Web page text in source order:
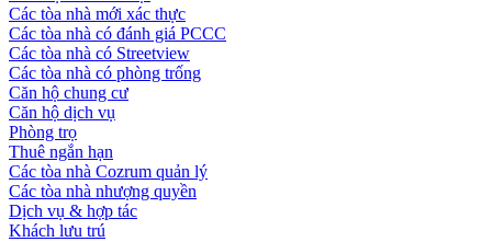
Các tòa nhà mới xác thực
Các tòa nhà có đánh giá PCCC
Các tòa nhà có Streetview
Các tòa nhà có phòng trống
Căn hộ chung cư
Căn hộ dịch vụ
Phòng trọ
Thuê ngắn hạn
Các tòa nhà Cozrum quản lý
Các tòa nhà nhượng quyền
Dịch vụ & hợp tác
Khách lưu trú